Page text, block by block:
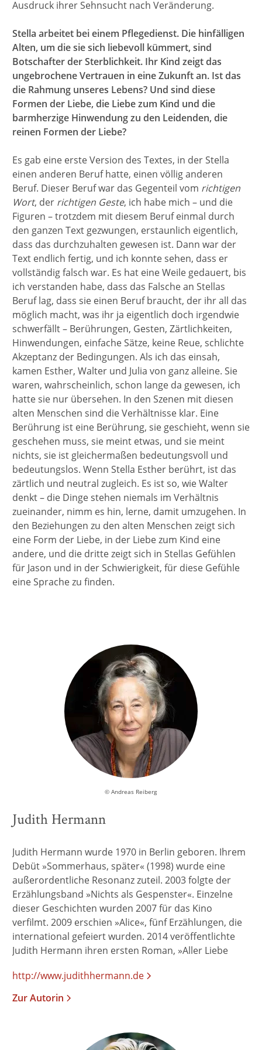
Ausdruck ihrer Sehnsucht nach Veränderung.
Stella arbeitet bei einem Pflegedienst. Die hinfälligen
Alten, um die sie sich liebevoll kümmert, sind
Botschafter der Sterblichkeit. Ihr Kind zeigt das
ungebrochene Vertrauen in eine Zukunft an. Ist das
die Rahmung unseres Lebens? Und sind diese
Formen der Liebe, die Liebe zum Kind und die
barmherzige Hinwendung zu den Leidenden, die
reinen Formen der Liebe?
Es gab eine erste Version des Textes, in der Stella
einen anderen Beruf hatte, einen völlig anderen
Beruf. Dieser Beruf war das Gegenteil vom richtigen
Wort, derrichtigen Geste, ich habe mich – und die
Figuren – trotzdem mit diesem Beruf einmal durch
den ganzen Text gezwungen, erstaunlich eigentlich,
dass das durchzuhalten gewesen ist. Dann war der
Text endlich fertig, und ich konnte sehen, dass er
vollständig falsch war. Es hat eine Weile gedauert, bis
ich verstanden habe, dass das Falsche an Stellas
Beruf lag, dass sie einen Beruf braucht, der ihr all das
möglich macht, was ihr ja eigentlich doch irgendwie
schwerfällt – Berührungen, Gesten, Zärtlichkeiten,
Hinwendungen, einfache Sätze, keine Reue, schlichte
Akzeptanz der Bedingungen. Als ich das einsah,
kamen Esther, Walter und Julia von ganz alleine. Sie
waren, wahrscheinlich, schon lange da gewesen, ich
hatte sie nur übersehen. In den Szenen mit diesen
alten Menschen sind die Verhältnisse klar. Eine
Berührung ist eine Berührung, sie geschieht, wenn sie
geschehen muss, sie meint etwas, und sie meint
nichts, sie ist gleichermaßen bedeutungsvoll und
bedeutungslos. Wenn Stella Esther berührt, ist das
zärtlich und neutral zugleich. Es ist so, wie Walter
denkt – die Dinge stehen niemals im Verhältnis
zueinander, nimm es hin, lerne, damit umzugehen. In
den Beziehungen zu den alten Menschen zeigt sich
eine Form der Liebe, in der Liebe zum Kind eine
andere, und die dritte zeigt sich in Stellas Gefühlen
für Jason und in der Schwierigkeit, für diese Gefühle
eine Sprache zu finden.
© Andreas Reiberg
Judith Hermann
Judith Hermann wurde 1970 in Berlin geboren. Ihrem
Debüt »Sommerhaus, später« (1998) wurde eine
außerordentliche Resonanz zuteil. 2003 folgte der
Erzählungsband »Nichts als Gespenster«. Einzelne
dieser Geschichten wurden 2007 für das Kino
verfilmt. 2009 erschien »Alice«, fünf Erzählungen, die
international gefeiert wurden. 2014 veröffentlichte
Judith Hermann ihren ersten Roman, »Aller Liebe
mit dem dänischen Blixen-Preis für Kurzgeschichten
ausgezeichnet wurden. Für ihr Werk wurde Judith
2021 erschien der Roman »Daheim«, der für den
http://www.judithhermann.de
Zur Autorin